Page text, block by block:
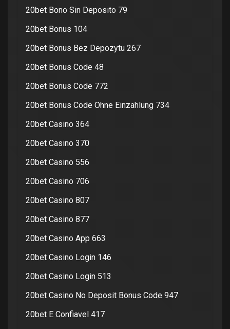
20bet Bono Sin Deposito 79
20bet Bonus 104
20bet Bonus Bez Depozytu 267
20bet Bonus Code 48
20bet Bonus Code 772
20bet Bonus Code Ohne Einzahlung 734
20bet Casino 364
20bet Casino 370
20bet Casino 556
20bet Casino 706
20bet Casino 807
20bet Casino 877
20bet Casino App 663
20bet Casino Login 146
20bet Casino Login 513
20bet Casino No Deposit Bonus Code 947
20bet E Confiavel 417